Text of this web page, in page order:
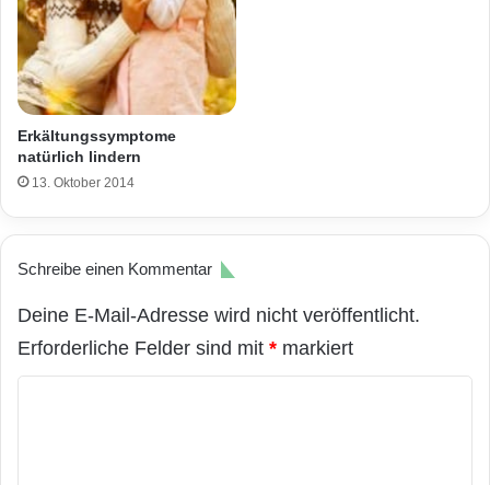
Erkältungssymptome
natürlich lindern
13. Oktober 2014
Schreibe einen Kommentar
Deine E-Mail-Adresse wird nicht veröffentlicht.
Erforderliche Felder sind mit * markiert